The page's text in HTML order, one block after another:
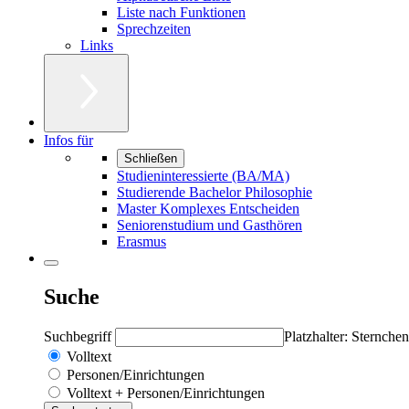
Liste nach Funktionen
Sprechzeiten
Links
Infos für
Schließen
Studieninteressierte (BA/MA)
Studierende Bachelor Philosophie
Master Komplexes Entscheiden
Seniorenstudium und Gasthören
Erasmus
Suche
Suchbegriff
Platzhalter:
Volltext
Personen/Einrichtungen
Volltext + Personen/Einrichtungen